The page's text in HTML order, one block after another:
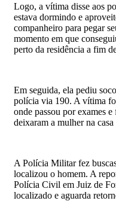
Logo, a vítima disse aos
estava dormindo e
companheiro para pegar
momento em que
perto da residência a fim
Em seguida, ela pediu
polícia via 190. A vítima
onde passou por exames
deixaram a mulher na casa
A Polícia Militar fez
localizou o homem. A
Polícia Civil em Juiz de
localizado e aguarda